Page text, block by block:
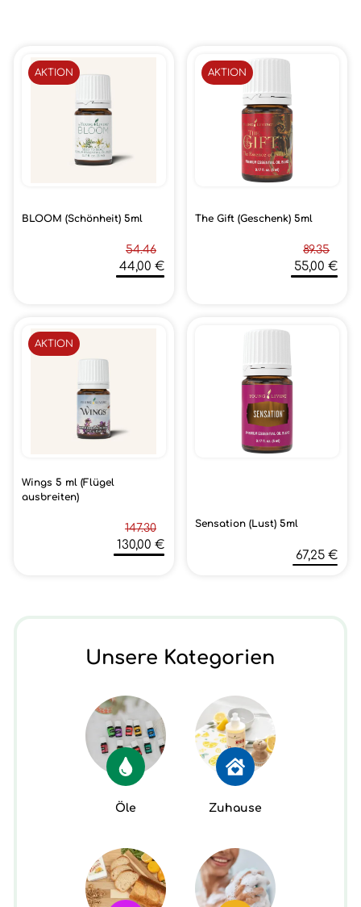
BLOOM (Schönheit) 5ml
54.46
44,00 €
AKTION
The Gift (Geschenk) 5ml
89.35
55,00 €
AKTION
Wings 5 ml (Flügel
ausbreiten)
147.30
130,00 €
AKTION
Sensation (Lust) 5ml
67,25 €
Unsere Kategorien
Öle Zuhause